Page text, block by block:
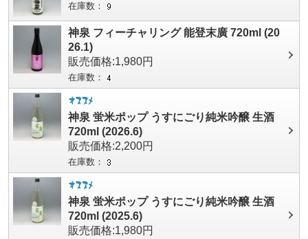
在庫数：
神泉 フィーチャリング 能登末廣 720ml (20
26.1)
販売価格:1,980円
在庫数：
神泉 蛍米ポップ うすにごり純米吟醸 生酒
720ml (2026.6)
販売価格:2,200円
在庫数：
神泉 蛍米ポップ うすにごり純米吟醸 生酒
720ml (2025.6)
販売価格:1,980円